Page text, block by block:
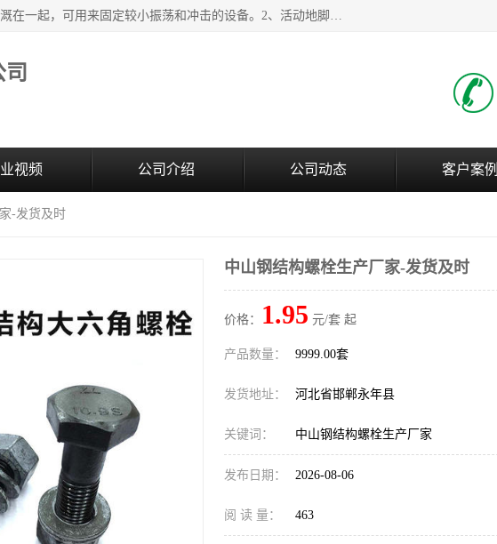
紧固件地脚螺栓的效果：1、将固定地脚螺栓与地面用水泥等物品灌溉在一起，可用来固定较小振荡和冲击的设备。2、活动地脚是一种可拆卸的地脚螺栓，可以固定有激烈振荡和冲击的大型机器设备。3、胀锚地脚螺栓用于固定比较简略且重量轻的设备，辅佐设备长期处于静止状态下。4、粘接地脚螺栓为一种使用广泛且常见的设备，它也是用来固定简略设备的小件。
视频 公司介绍 公司动态 客户案例
-发货及时
中山钢结构螺栓生产厂家-发货及时
价格： 1.95 元/套 起
产品数量： 9999.00套
发货地址： 河北省邯郸永年县
关键词： 中山钢结构螺栓生产厂家
发布日期： 2026-08-06
阅 读 量： 463